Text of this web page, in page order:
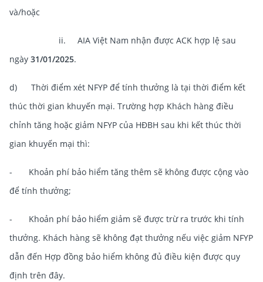
và/hoặc
ii. AIA Việt Nam nhận được ACK hợp lệ sau
ngày 31/01/2025.
d) Thời điểm xét NFYP để tính thưởng là tại thời điểm kết
thúc thời gian khuyến mại. Trường hợp Khách hàng điều
chỉnh tăng hoặc giảm NFYP của HĐBH sau khi kết thúc thời
gian khuyến mại thì:
- Khoản phí bảo hiểm tăng thêm sẽ không được cộng vào
để tính thưởng;
- Khoản phí bảo hiểm giảm sẽ được trừ ra trước khi tính
thưởng. Khách hàng sẽ không đạt thưởng nếu việc giảm NFYP
dẫn đến Hợp đồng bảo hiểm không đủ điều kiện được quy
định trên đây.